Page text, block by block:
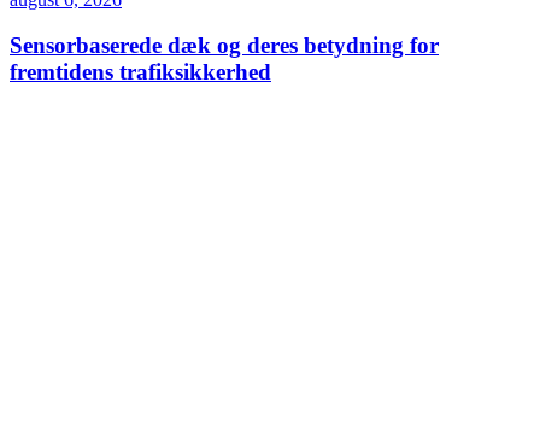
Sensorbaserede dæk og deres betydning for
fremtidens trafiksikkerhed